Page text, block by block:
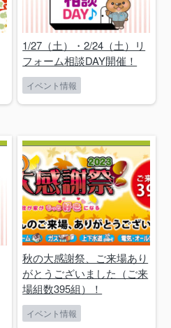
1/27（土）・2/24（土）リ
フォーム相談DAY開催！
イベント情報
秋の大感謝祭、ご来場あり
がとうございました（ご来
場組数395組）！
イベント情報